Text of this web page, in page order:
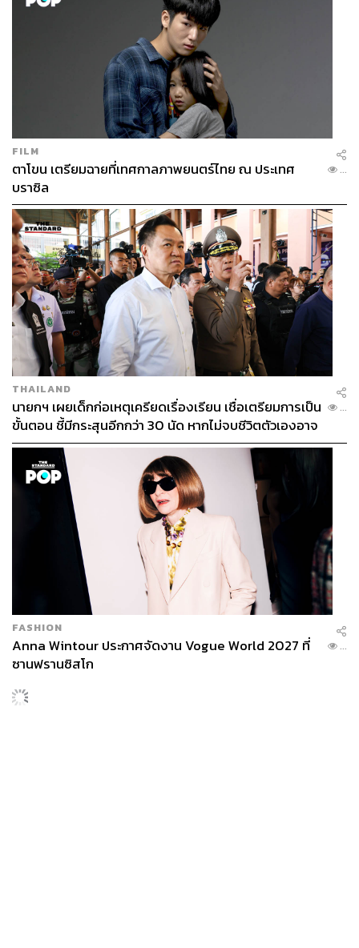
สำหรับผมมันไม่ใช่สิ่งที่สำคัญที่สุด
ขอสักหนึ่งเรื่องราวมิตรภาพ หนึ่งบทเรียนในฐานะสมาชิกวง
Room39 ก่อนที่เราจะเดินทางต่อบนเส้นทางของตัวเองนับ
ทุกคนที่ได้พบเจอ เขาเป็นครูเป็นบทเรียนของเรา ส่วน
มิตรภาพระหว่างทางเราได้เจอสิ่งดีๆ ได้ไปหลายๆ ที่ในโลกที่
ไม่เคยไป เราได้เจอมิตรภาพที่มาจากผู้คนที่ชื่นชม มิตรภาพ
ที่มาจากการทำงานร่วมกัน หลายๆ อย่างมันมีคุณค่า และจะ
อยู่ในใจเราเสมอ
การได้เป็นศิลปินใน Room39 มันเกินกว่าฝันมาเยอะมากแล้ว
สำหรับผม หลังจากตรงนั้นมันก็คือกำไรแล้ว กำไรที่เรายังได้
ทำในสิ่งที่รัก และยังมีกลุ่มคนที่เชื่อในสิ่งที่เราทำอยู่บ้าง ตรง
นี้ทำให้ผมมีความสุข
บทเรียนที่เรียนรู้อีกอย่างหนึ่งคือ ทุกอย่างคือความ
เปลี่ยนแปลง และเรารู้ความจริงข้อนี้มาเสมอ ดังนั้นสำหรับ
ผมสิ่งที่เกิดขึ้นกับ Room39 มันไม่ใช่สิ่งใหม่ แต่มันทำให้เรา
ได้เรียนรู้ว่าเราควรทำทุกอย่างให้ดีที่สุดเสมอ ในวันที่คุณยัง
ทำได้ แล้วคุณจะไม่เสียใจ เมื่อเวลามันผ่านไป
ในวันที่เราสร้างงานออกมาแล้วมีคนเดินมาบอกว่า เฮ้ยชอบ
FILM
ตาโขน เตรียมฉายที่เทศกาลภาพยนตร์ไทย ณ ประเทศ
บราซิล
...
THAILAND
นายกฯ เผยเด็กก่อเหตุเครียดเรื่องเรียน เชื่อเตรียมการเป็น
ขั้นตอน ชี้มีกระสุนอีกกว่า 30 นัด หากไม่จบชีวิตตัวเองอาจ
สูญเสียเพิ่ม
...
FASHION
Anna Wintour ประกาศจัดงาน Vogue World 2027 ที่
ซานฟรานซิสโก
...